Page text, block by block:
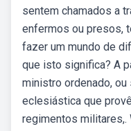
sentem chamados a
enfermos ou presos,
fazer um mundo de
que isto significa? A
ministro ordenado, ou
eclesiástica que
regimentos militares,.